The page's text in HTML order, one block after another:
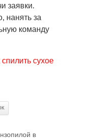
заявки.
нанять за
команду
сухое
в